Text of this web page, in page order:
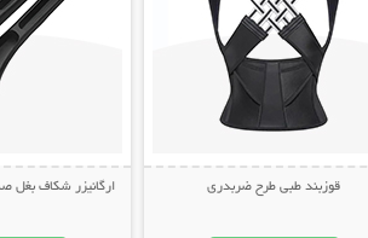
قوزبند طبی طرح ضربدری ارگانیزر شکاف بغل